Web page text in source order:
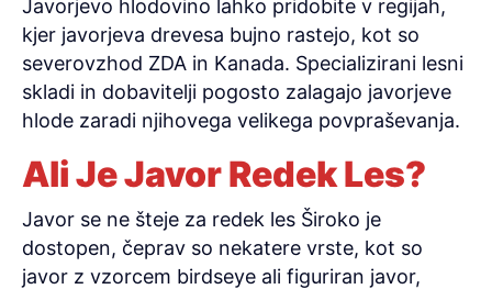
Javorjevo hlodovino lahko pridobite v regijah,
kjer javorjeva drevesa bujno rastejo, kot so
severovzhod ZDA in Kanada. Specializirani lesni
skladi in dobavitelji pogosto zalagajo javorjeve
hlode zaradi njihovega velikega povpraševanja.
Ali Je Javor Redek Les?
Javor se ne šteje za redek les Široko je
dostopen, čeprav so nekatere vrste, kot so
javor z vzorcem birdseye ali figuriran javor,